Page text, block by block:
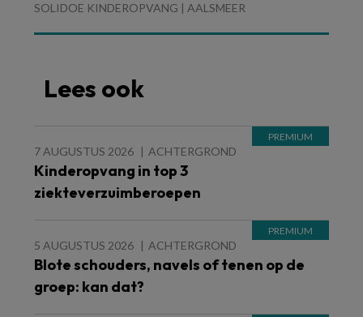
SOLIDOE KINDEROPVANG | AALSMEER
Lees ook
7 AUGUSTUS 2026 ACHTERGROND
Kinderopvang in top 3
ziekteverzuimberoepen
5 AUGUSTUS 2026 ACHTERGROND
Blote schouders, navels of tenen op de
groep: kan dat?